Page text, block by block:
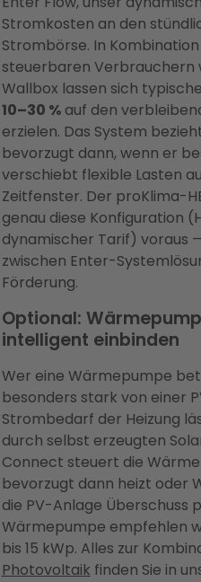
Stromkosten an den
Strombörse. In
steuerbaren Verbrauchern
Wallbox lassen sich
10–30 %auf den
erzielen. Das System
bevorzugt dann, wenn er
verschiebt flexible Lasten
Zeitfenster. Der proKlima-
genau diese Konfiguration
dynamischer Tarif) voraus
zwischen Enter-
Förderung.
Optional:
intelligent einbinden
Wer eine Wärmepumpe
besonders stark von einer
Strombedarf der Heizung
durch selbst erzeugten
Connect steuert die
bevorzugt dann heizt oder
die PV-Anlage Überschuss
Wärmepumpe empfehlen
bis 15 kWp. Alles zur
Photovoltaik finden Sie in